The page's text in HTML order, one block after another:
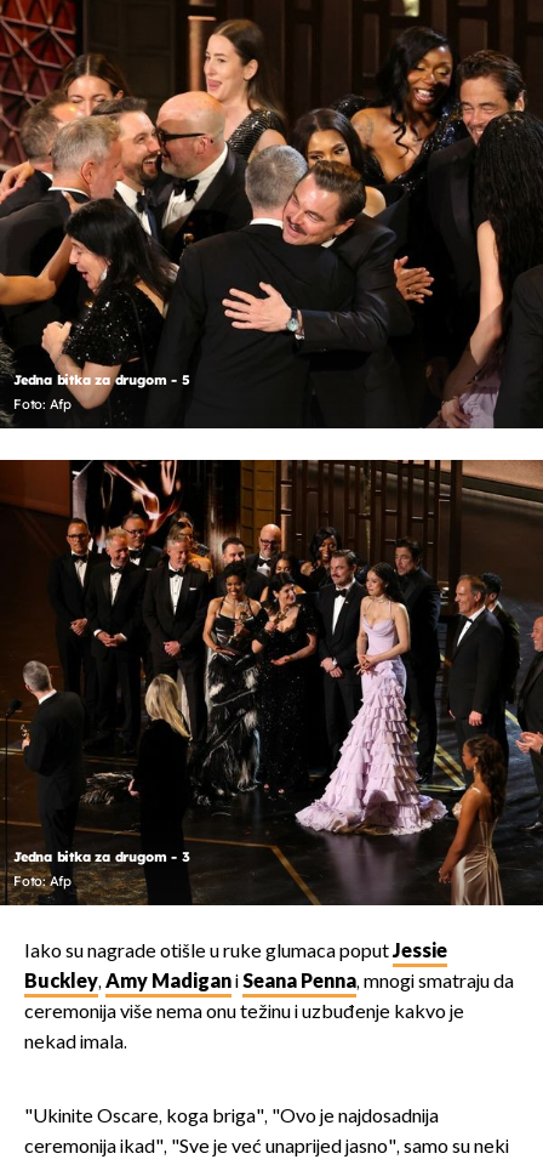
Jedna bitka za drugom - 5
Foto: Afp
Jedna bitka za drugom - 3
Foto: Afp
Iako su nagrade otišle u ruke glumaca poputJessie
Buckley,Amy MadiganiSeana Penna, mnogi smatraju da
ceremonija više nema onu težinu i uzbuđenje kakvo je
nekad imala.
"Ukinite Oscare, koga briga", "Ovo je najdosadnija
ceremonija ikad", "Sve je već unaprijed jasno", samo su neki